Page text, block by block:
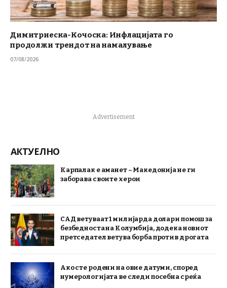
Димитриеска-Кочоска: Инфлацијата го
продолжи трендот на намалување
07/08/2026
Advertisement
АКТУЕЛНО
Карпалак е аманет – Македонија не ги
заборава своите херои
САД ветуваат 1 милијарда долари помош за
безбедноста на Колумбија, додека новиот
претседател ветува борба против дрогата
Ако сте родени на овие датуми, според
нумерологијата ве следи посебна среќа